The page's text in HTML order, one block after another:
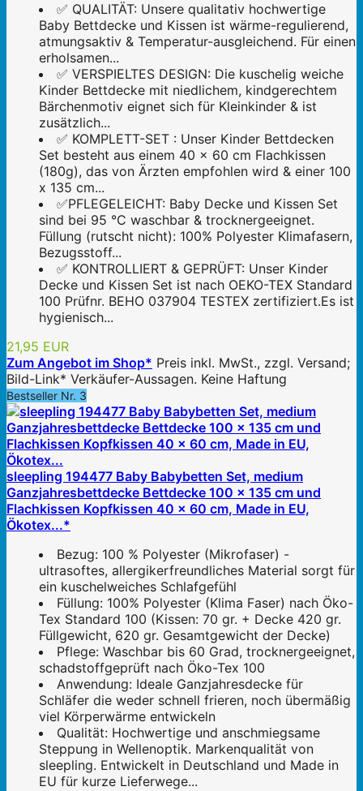
✅ QUALITÄT: Unsere qualitativ hochwertige
Baby Bettdecke und Kissen ist wärme-regulierend,
atmungsaktiv & Temperatur-ausgleichend. Für einen
erholsamen...
✅ VERSPIELTES DESIGN: Die kuschelig weiche
Kinder Bettdecke mit niedlichem, kindgerechtem
Bärchenmotiv eignet sich für Kleinkinder & ist
zusätzlich...
✅ KOMPLETT-SET : Unser Kinder Bettdecken
Set besteht aus einem 40 x 60 cm Flachkissen
(180g), das von Ärzten empfohlen wird & einer 100
x 135 cm...
✅PFLEGELEICHT: Baby Decke und Kissen Set
sind bei 95 °C waschbar & trocknergeeignet.
Füllung (rutscht nicht): 100% Polyester Klimafasern,
Bezugsstoff...
✅ KONTROLLIERT & GEPRÜFT: Unser Kinder
Decke und Kissen Set ist nach OEKO-TEX Standard
100 Prüfnr. BEHO 037904 TESTEX zertifiziert.Es ist
hygienisch...
21,95 EUR
Zum Angebot im Shop* Preis inkl. MwSt., zzgl. Versand;
Bild-Link* Verkäufer-Aussagen. Keine Haftung
Bestseller Nr. 3
sleepling 194477 Baby Babybetten Set, medium
Ganzjahresbettdecke Bettdecke 100 x 135 cm und
Flachkissen Kopfkissen 40 x 60 cm, Made in EU,
Ökotex...*
Bezug: 100 % Polyester (Mikrofaser) -
ultrasoftes, allergikerfreundliches Material sorgt für
ein kuschelweiches Schlafgefühl
Füllung: 100% Polyester (Klima Faser) nach Öko-
Tex Standard 100 (Kissen: 70 gr. + Decke 420 gr.
Füllgewicht, 620 gr. Gesamtgewicht der Decke)
Pflege: Waschbar bis 60 Grad, trocknergeeignet,
schadstoffgeprüft nach Öko-Tex 100
Anwendung: Ideale Ganzjahresdecke für
Schläfer die weder schnell frieren, noch übermäßig
viel Körperwärme entwickeln
Qualität: Hochwertige und anschmiegsame
Steppung in Wellenoptik. Markenqualität von
sleepling. Entwickelt in Deutschland und Made in
EU für kurze Lieferwege...